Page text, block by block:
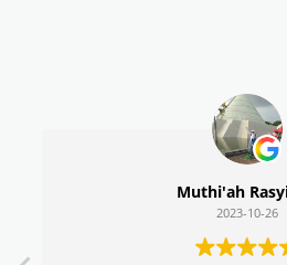
Muthi'ah
2023-10-26